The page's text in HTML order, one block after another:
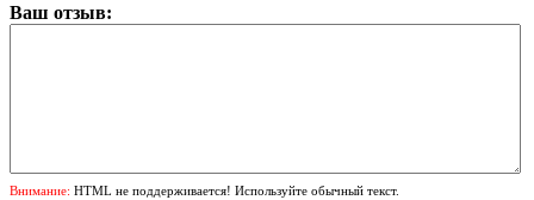
Ваш отзыв:
Внимание: HTML не поддерживается! Используйте обычный текст.